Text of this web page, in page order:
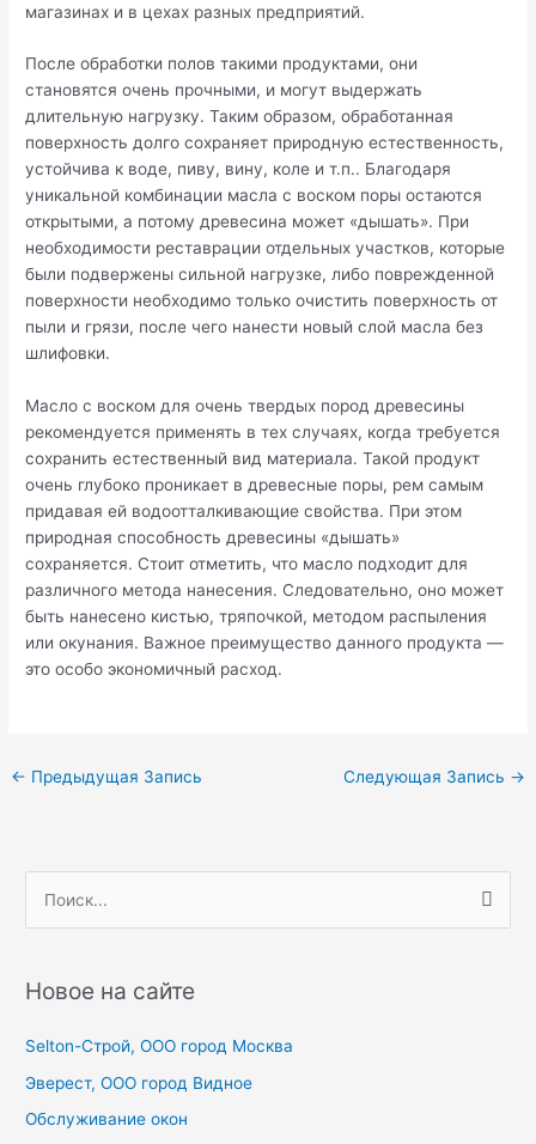
магазинах и в цехах разных предприятий.
После обработки полов такими продуктами, они
становятся очень прочными, и могут выдержать
длительную нагрузку. Таким образом, обработанная
поверхность долго сохраняет природную естественность,
устойчива к воде, пиву, вину, коле и т.п.. Благодаря
уникальной комбинации масла с воском поры остаются
открытыми, а потому древесина может «дышать». При
необходимости реставрации отдельных участков, которые
были подвержены сильной нагрузке, либо поврежденной
поверхности необходимо только очистить поверхность от
пыли и грязи, после чего нанести новый слой масла без
шлифовки.
Масло с воском для очень твердых пород древесины
рекомендуется применять в тех случаях, когда требуется
сохранить естественный вид материала. Такой продукт
очень глубоко проникает в древесные поры, рем самым
придавая ей водоотталкивающие свойства. При этом
природная способность древесины «дышать»
сохраняется. Стоит отметить, что масло подходит для
различного метода нанесения. Следовательно, оно может
быть нанесено кистью, тряпочкой, методом распыления
или окунания. Важное преимущество данного продукта —
это особо экономичный расход.
Навигация
← Предыдущая Запись Следующая Запись →
с
:
Новое на сайте
Selton-Строй, OOO город Москва
Эверест, ООО город Видное
Обслуживание окон